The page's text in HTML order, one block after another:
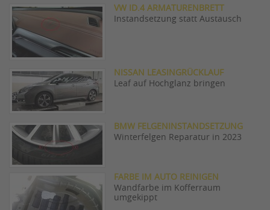
VW ID.4 ARMATURENBRETT
Instandsetzung statt Austausch
NISSAN LEASINGRÜCKLAUF
Leaf auf Hochglanz bringen
BMW FELGENINSTANDSETZUNG
Winterfelgen Reparatur in 2023
FARBE IM AUTO REINIGEN
Wandfarbe im Kofferraum
umgekippt